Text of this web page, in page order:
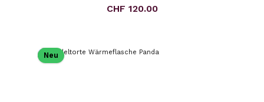
Regulärer Preis:
CHF 120.00
Neu